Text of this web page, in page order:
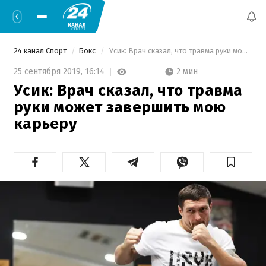
24 канал Спорт Бокс Усик: Врач сказал, что травма руки может завершить мою карьеру
25 сентября 2019, 16:14 2 мин
Усик: Врач сказал, что травма
руки может завершить мою
карьеру